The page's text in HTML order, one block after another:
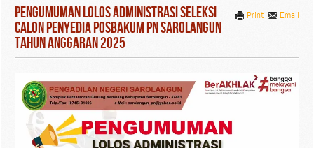
Email
Print
Pengumuman Lolos Administrasi Seleksi
Calon Penyedia Posbakum PN Sarolangun
Tahun Anggaran 2025